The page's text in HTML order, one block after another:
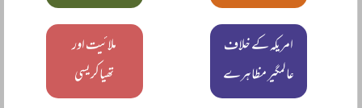
امریکہ کے خلاف
عالمگیر مظاہرے
ملائیت اور
تھیاکریسی